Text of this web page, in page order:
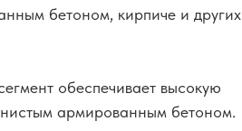
бетоном, кирпиче и других
обеспечивает высокую
армированным бетоном.